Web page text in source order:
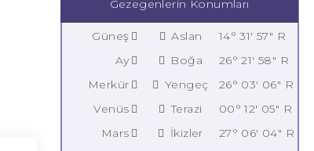
Gezegenlerin Konumları
Güneş Aslan
14° 31' 57" R
Ay
Boğa
26° 21' 58" R
Merkür
Yengeç
26° 03' 06" R
Venüs
Terazi
00° 12' 05" R
Mars
İkizler
27° 06' 04" R